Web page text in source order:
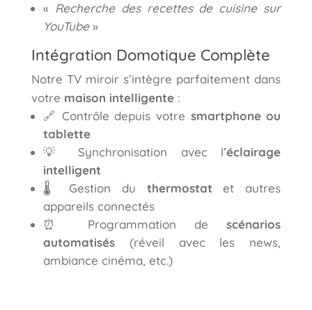
« Recherche des recettes de cuisine sur
YouTube »
Intégration Domotique Complète
Notre TV miroir s’intègre parfaitement dans
votre maison intelligente :
🔗 Contrôle depuis votre smartphone ou
tablette
💡 Synchronisation avec l’éclairage
intelligent
🌡️ Gestion du
thermostat
et autres
appareils connectés
⏰ Programmation de
scénarios
automatisés
(réveil avec les news,
ambiance cinéma, etc.)